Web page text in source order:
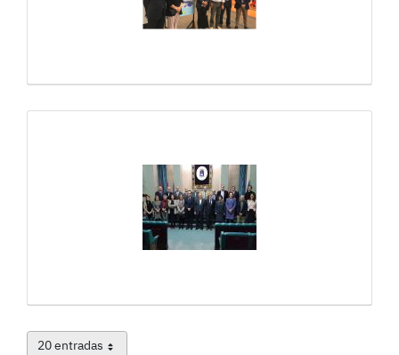
20 entradasPor página